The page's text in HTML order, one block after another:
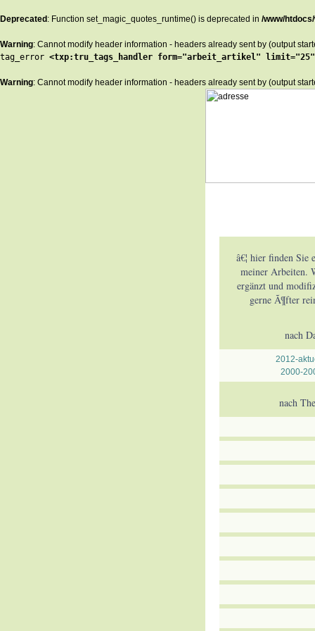
Deprecated : Function set_magic_quotes_runtime() is deprecated in /www/
Warning: Cannot modify header information - headers already sent by (output
tag_error <txp:tru_tags_handler form="arbeit_artikel"
Warning: Cannot modify header information - headers already sent by (output
â€¦ hier finden Sie
meiner Arbeiten.
ergänzt und
gerne Ã¶fter
nach
2012-
2000-
nach